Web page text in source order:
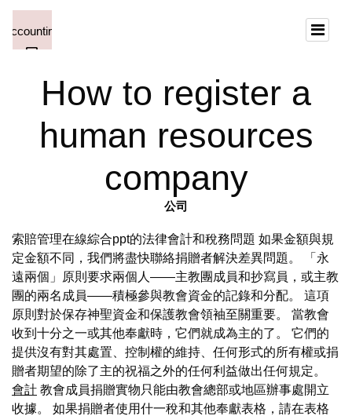
How to register a
human resources
company
公司
索賠管理在線綜合ppt的法律會計和稅務問題 如果金額與規
定金額不同，我們將盡快聯絡捐贈者解決差異問題。 「永
遠兩個」原則要求兩個人——主教團成員和抄寫員，或主教
團的兩名成員——積極參與教會資金的記錄和分配。 這項
原則對於保存神聖資金和保護教會領袖至關重要。 當教會
收到十分之一或其他奉獻時，它們就成為主的了。 它們的
提供沒有對其處置、控制權的維持、任何形式的所有權或捐
贈者期望的除了主的祝福之外的任何利益做出任何規定。
會計 教會成員捐贈實物只能由教會總部或地區辦事處開立
收據。 如果捐贈者使用什一稅和其他奉獻表格，請在表格